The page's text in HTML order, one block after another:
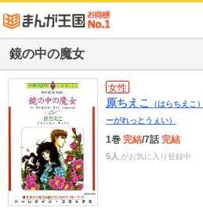
鏡の中の魔女
女性
原ちえこ （はらちえこ）
ーがれっとうぇい）
1巻 完結/7話完結
5人 がお気に入り登録中